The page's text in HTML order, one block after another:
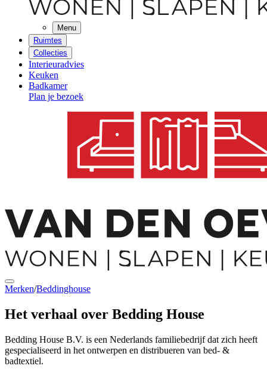
Menu
Ruimtes
Collecties
Interieuradvies
Keuken
Badkamer
Plan je bezoek
Merken/Beddinghouse
Het verhaal over Bedding House
Bedding House B.V. is een Nederlands familiebedrijf dat zich heeft
gespecialiseerd in het ontwerpen en distribueren van bed- &
badtextiel.